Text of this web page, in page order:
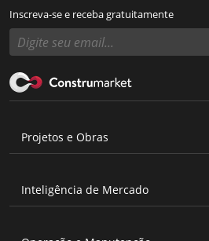
Inscreva-se e receba gratuitamente
Projetos e Obras
Inteligência de Mercado